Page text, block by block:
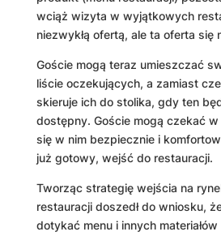
wciąż wizyta w wyjątkowych
niezwykłą ofertą, ale ta oferta się
Goście mogą teraz umieszczać
liście oczekujących, a zamiast
skieruje ich do stolika, gdy ten
dostępny. Goście mogą czekać
się w nim bezpiecznie i
już gotowy, wejść do restauracji.
Tworząc strategię wejścia na
restauracji doszedł do wniosku,
dotykać menu i innych